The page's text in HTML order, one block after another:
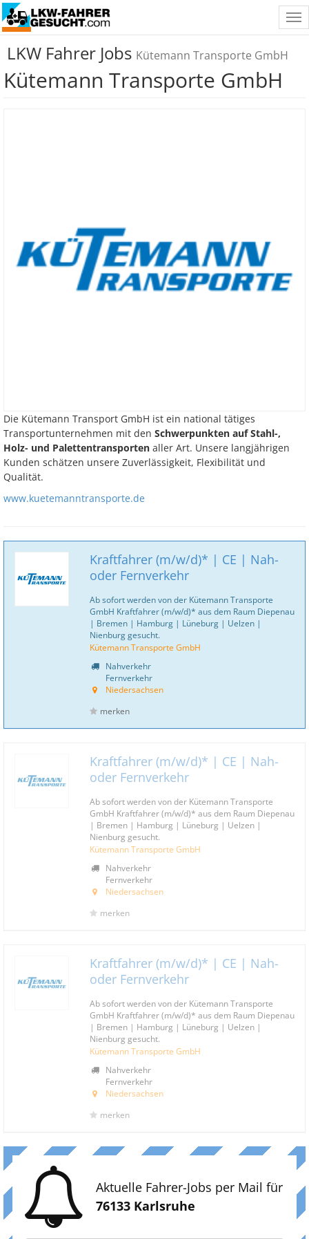
LKW Fahrer Jobs Kütemann Transporte GmbH
Kütemann Transporte GmbH
Die Kütemann Transport GmbH ist ein national tätiges
Transportunternehmen mit den Schwerpunkten auf Stahl-,
Holz- und Palettentransporten aller Art. Unsere langjährigen
Kunden schätzen unsere Zuverlässigkeit, Flexibilität und
Qualität.
www.kuetemanntransporte.de
Kraftfahrer (m/w/d)* | CE | Nah-
oder Fernverkehr
Ab sofort werden von der Kütemann Transporte
GmbH Kraftfahrer (m/w/d)* aus dem Raum Diepenau
| Bremen | Hamburg | Lüneburg | Uelzen |
Nienburg gesucht.
Kütemann Transporte GmbH
Nahverkehr
Fernverkehr
Niedersachsen
merken
Kraftfahrer (m/w/d)* | CE | Nah-
oder Fernverkehr
Ab sofort werden von der Kütemann Transporte
GmbH Kraftfahrer (m/w/d)* aus dem Raum Diepenau
| Bremen | Hamburg | Lüneburg | Uelzen |
Nienburg gesucht.
Kütemann Transporte GmbH
Nahverkehr
Fernverkehr
Niedersachsen
merken
Kraftfahrer (m/w/d)* | CE | Nah-
oder Fernverkehr
Ab sofort werden von der Kütemann Transporte
GmbH Kraftfahrer (m/w/d)* aus dem Raum Diepenau
| Bremen | Hamburg | Lüneburg | Uelzen |
Nienburg gesucht.
Kütemann Transporte GmbH
Nahverkehr
Fernverkehr
Niedersachsen
merken
Aktuelle Fahrer-Jobs per Mail für
76133 Karlsruhe